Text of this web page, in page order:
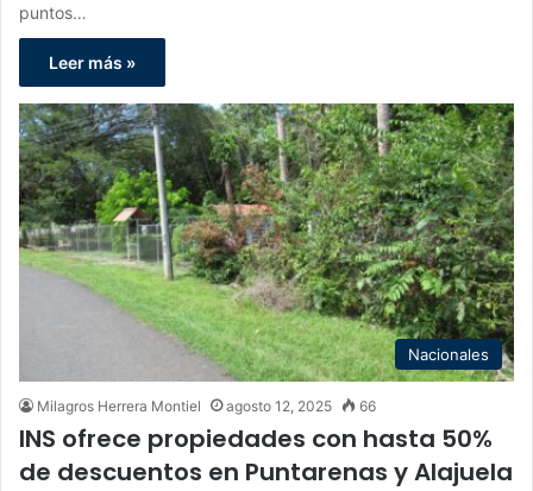
puntos…
Leer más »
Nacionales
Milagros Herrera Montiel agosto 12, 2025 66
INS ofrece propiedades con hasta 50%
de descuentos en Puntarenas y Alajuela